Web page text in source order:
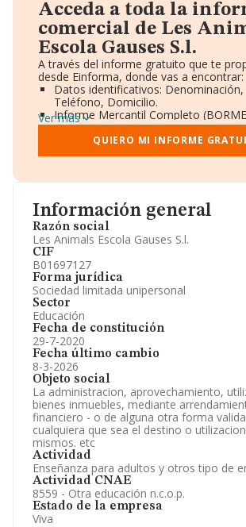
Información general
Razón social
Les Animals Escola Gauses S.l.
CIF
B01697127
Forma jurídica
Sociedad limitada unipersonal
Sector
Educación
Fecha de constitución
29-7-2020
Fecha último cambio
8-3-2026
Objeto social
La administracion, aprovechamiento,
bienes inmuebles, mediante
financiero - o de alguna otra forma
cualquiera que sea el destino o
mismos. etc
Actividad
Enseñanza para adultos y otros tipo de
Actividad CNAE
8559 - Otra educación n.c.o.p.
Estado de la empresa
Viva
Acceda a toda la
comercial de Les
Escola Gauses S.l.
A través del informe gratuito que te
desde Einforma, donde vas a encontrar:
Datos identificativos: Denominación,
Teléfono, Domicilio.
Informe Mercantil Completo
Gráficos de Evolución Ventas y
Consejo de Administración y
Directivos y Ejecutivos.
Información oficial y registral
Ver más
QUIERO MI INFORME